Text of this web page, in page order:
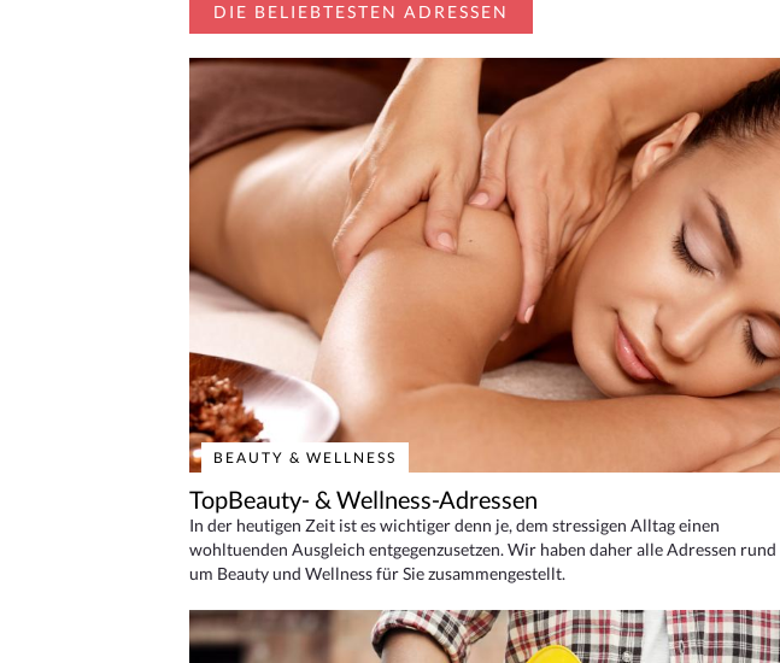
DIE BELIEBTESTEN ADRESSEN
BEAUTY & WELLNESS
TopBeauty- & Wellness-Adressen
In der heutigen Zeit ist es wichtiger denn je, dem stressigen Alltag einen
wohltuenden Ausgleich entgegenzusetzen. Wir haben daher alle Adressen rund
um Beauty und Wellness für Sie zusammengestellt.